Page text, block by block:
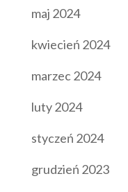
maj 2024
kwiecień 2024
marzec 2024
luty 2024
styczeń 2024
grudzień 2023